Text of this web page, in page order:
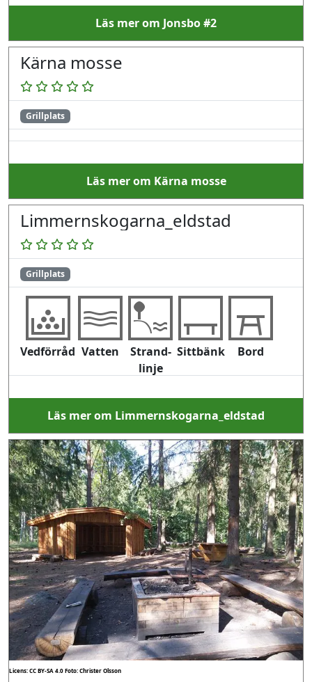
Läs mer om Jonsbo #2
Kärna mosse
Grillplats
Läs mer om Kärna mosse
Limmernskogarna_eldstad
Grillplats
Vedförråd Vatten
Strand-
linje
Sittbänk Bord
Läs mer om Limmernskogarna_eldstad
Licens: CC BY-SA 4.0Foto: Christer Olsson